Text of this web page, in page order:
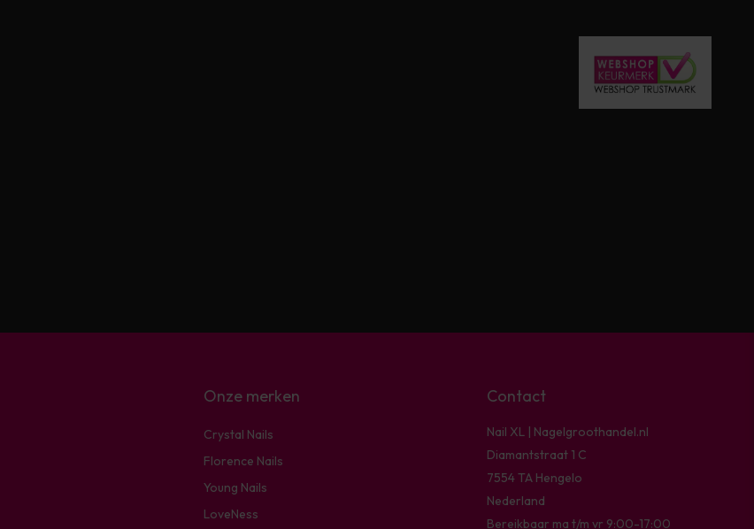
Onze merken
Crystal Nails
Florence Nails
Young Nails
LoveNess
Contact
Nail XL | Nagelgroothandel.nl
Diamantstraat 1 C
7554 TA Hengelo
Nederland
Bereikbaar ma t/m vr 9:00-17:00